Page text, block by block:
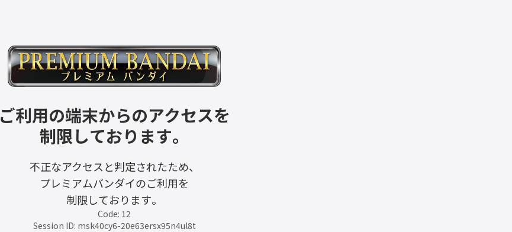
ご利用の端末からのアクセスを
制限しております。
不正なアクセスと判定されたため、
プレミアムバンダイのご利用を
制限しております。
Code: 12
Session ID: msk40cy6-20e63ersx95n4ul8t